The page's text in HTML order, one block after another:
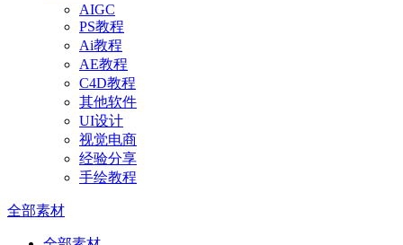
AIGC
PS教程
Ai教程
AE教程
C4D教程
其他软件
UI设计
视觉电商
经验分享
手绘教程
全部素材